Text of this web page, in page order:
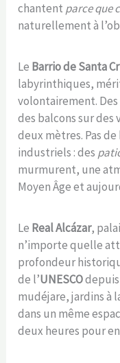
chantent parce que
naturellement à
Le Barrio de Santa
labyrinthiques,
volontairement.
des balcons sur des
deux mètres. Pas
industriels : des
murmurent, une
Moyen Âge et
Le Real Alcázar,
n’importe quelle
profondeur
de l’UNESCO
mudéjare, jardins à
dans un même
deux heures pour